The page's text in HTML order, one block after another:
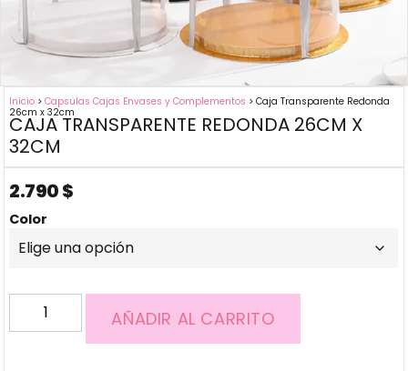
Inicio >Capsulas Cajas Envases y Complementos > Caja Transparente Redonda
26cm x 32cm
CAJA TRANSPARENTE REDONDA 26CM X
32CM
2.790$
Color
AÑADIR AL CARRITO